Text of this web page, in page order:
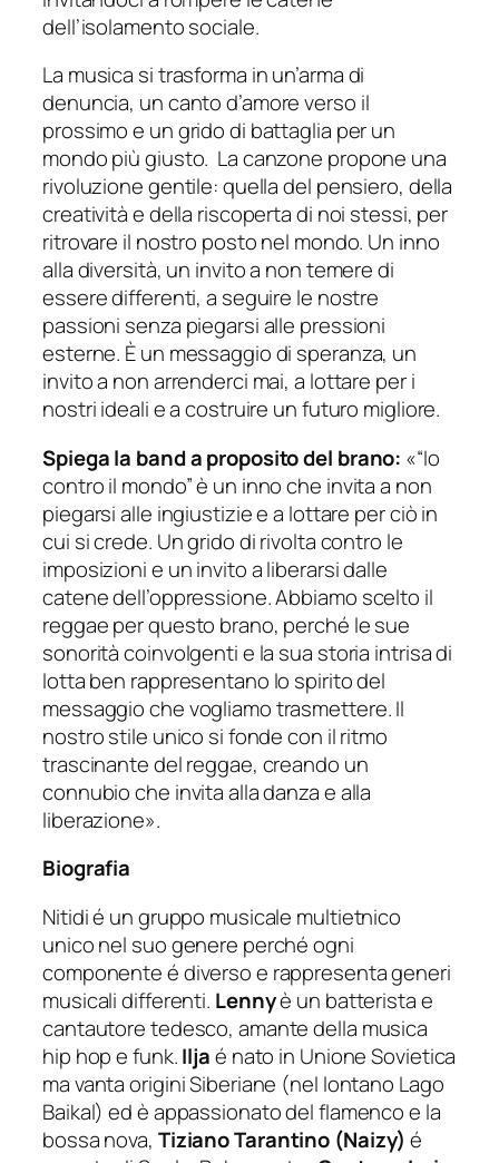
dell’isolamento sociale.
La musica si trasforma in un’arma di
denuncia, un canto d’amore verso il
prossimo e un grido di battaglia per un
mondo più giusto. La canzone propone una
rivoluzione gentile: quella del pensiero, della
creatività e della riscoperta di noi stessi, per
ritrovare il nostro posto nel mondo. Un inno
alla diversità, un invito a non temere di
essere differenti, a seguire le nostre
passioni senza piegarsi alle pressioni
esterne. È un messaggio di speranza, un
invito a non arrenderci mai, a lottare per i
nostri ideali e a costruire un futuro migliore.
Spiega la band a proposito del brano: «“Io
contro il mondo” è un inno che invita a non
piegarsi alle ingiustizie e a lottare per ciò in
cui si crede. Un grido di rivolta contro le
imposizioni e un invito a liberarsi dalle
catene dell’oppressione. Abbiamo scelto il
reggae per questo brano, perché le sue
sonorità coinvolgenti e la sua storia intrisa di
lotta ben rappresentano lo spirito del
messaggio che vogliamo trasmettere. Il
nostro stile unico si fonde con il ritmo
trascinante del reggae, creando un
connubio che invita alla danza e alla
liberazione».
Biografia
Nitidi é un gruppo musicale multietnico
unico nel suo genere perché ogni
componente é diverso e rappresenta generi
musicali differenti. Lennyè un batterista e
cantautore tedesco, amante della musica
hip hop e funk.Iljaé nato in Unione Sovietica
ma vanta origini Siberiane (nel lontano Lago
Baikal) ed è appassionato del flamenco e la
bossa nova, Tiziano Tarantino (Naizy) é